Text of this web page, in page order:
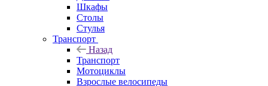
Шкафы
Столы
Стулья
Транспорт
Назад
Транспорт
Мотоциклы
Взрослые велосипеды